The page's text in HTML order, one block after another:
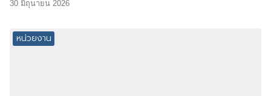
30 มิถุนายน 2026
หน่วยงาน